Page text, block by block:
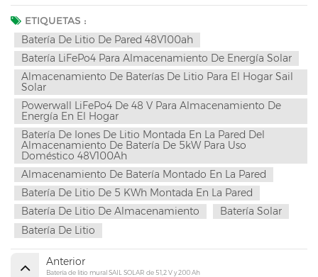
ETIQUETAS :
Batería De Litio De Pared 48V100ah
Batería LiFePo4 Para Almacenamiento De Energía Solar
Almacenamiento De Baterías De Litio Para El Hogar Sail
Solar
Powerwall LiFePo4 De 48 V Para Almacenamiento De
Energía En El Hogar
Batería De Iones De Litio Montada En La Pared Del
Almacenamiento De Batería De 5kW Para Uso
Doméstico 48V100Ah
Almacenamiento De Batería Montado En La Pared
Batería De Litio De 5 KWh Montada En La Pared
Batería De Litio De Almacenamiento
Batería Solar
Batería De Litio
Anterior
Batería de litio mural SAIL SOLAR de 51,2 V y 200 Ah